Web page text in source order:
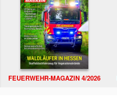
FEUERWEHR-MAGAZIN 4/2026